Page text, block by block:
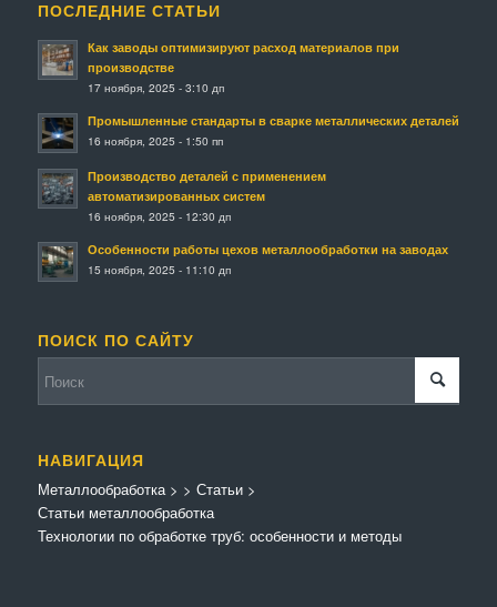
ПОСЛЕДНИЕ СТАТЬИ
Как заводы оптимизируют расход материалов при
производстве
17 ноября, 2025 - 3:10 дп
Промышленные стандарты в сварке металлических деталей
16 ноября, 2025 - 1:50 пп
Производство деталей с применением
автоматизированных систем
16 ноября, 2025 - 12:30 дп
Особенности работы цехов металлообработки на заводах
15 ноября, 2025 - 11:10 дп
ПОИСК ПО САЙТУ
НАВИГАЦИЯ
Металлообработка>
Статьи металлообработка
> Статьи>
Технологии по обработке труб: особенности и методы